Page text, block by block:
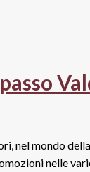
nel mondo
nelle